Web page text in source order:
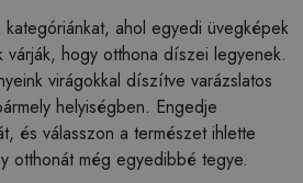
ahol egyedi üvegképek
hogy otthona díszei legyenek.
virágokkal díszítve varázslatos
helyiségben. Engedje
és válasszon a természet ihlette
otthonát még egyedibbé tegye.